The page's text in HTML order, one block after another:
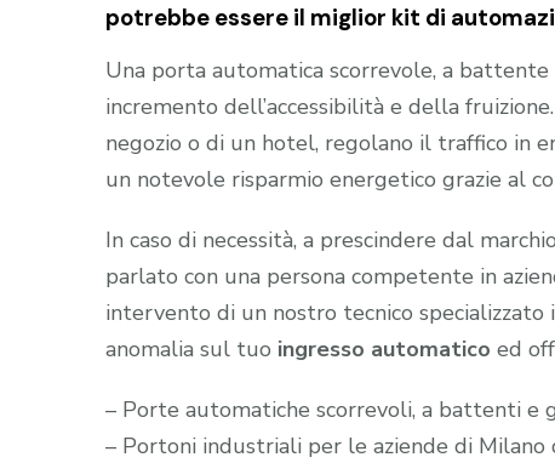
potrebbe essere il miglior kit di
Una porta automatica scorrevole, a battente
incremento dell’accessibilità e della
negozio o di un hotel, regolano il traffico in
un notevole risparmio energetico grazie al
In caso di necessità, a prescindere dal
parlato con una persona competente in
intervento di un nostro tecnico
anomalia sul tuo ingresso automatico ed
– Porte automatiche scorrevoli, a battenti e
– Portoni industriali per le aziende di Milano